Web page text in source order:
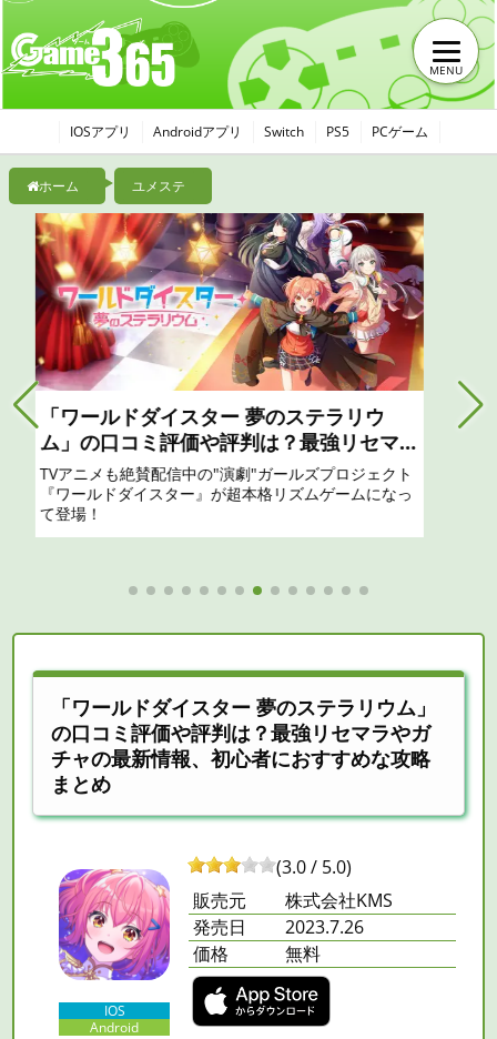
MENU
IOSアプリ Androidアプリ Switch PS5 PCゲーム
ホーム ユメステ
「崩壊スターレイル」の口コミ評価や評判
は？最強リセマラやガチャの最新情報、初
心者におすすめな攻略まとめ
数多の世界、没入感に溢れたシネマティックなストー
リー演出、本格ロールプレイング戦略を楽しめる爽快
バトル。 さあ、「開拓」の旅を始めよう。
「ワールドダイスター 夢のステラリウム」
の口コミ評価や評判は？最強リセマラやガ
チャの最新情報、初心者におすすめな攻略
まとめ
IOS
Android
(3.0 / 5.0)
販売元
株式会社KMS
発売日
2023.7.26
価格
無料